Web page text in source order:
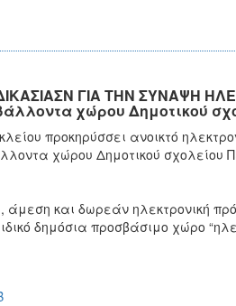
ΓΙΑ ΤΗΝ ΣΥΝΑΨΗ
χώρου Δημοτικού
προκηρύσσει ανοικτό
χώρου Δημοτικού σχολείου
άμεση και δωρεάν ηλεκτρονική
δημόσια προσβάσιμο χώρο